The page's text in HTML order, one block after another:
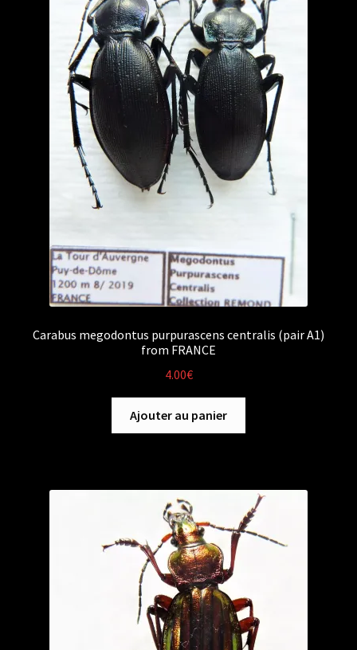
Carabus megodontus purpurascens centralis (pair A1)
from FRANCE
4.00€
Ajouter au panier